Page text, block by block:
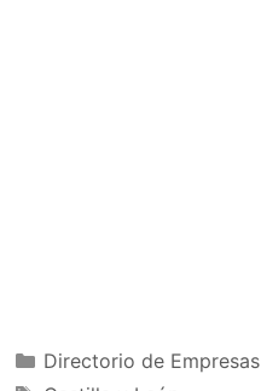
Categorías
Directorio de Empresas